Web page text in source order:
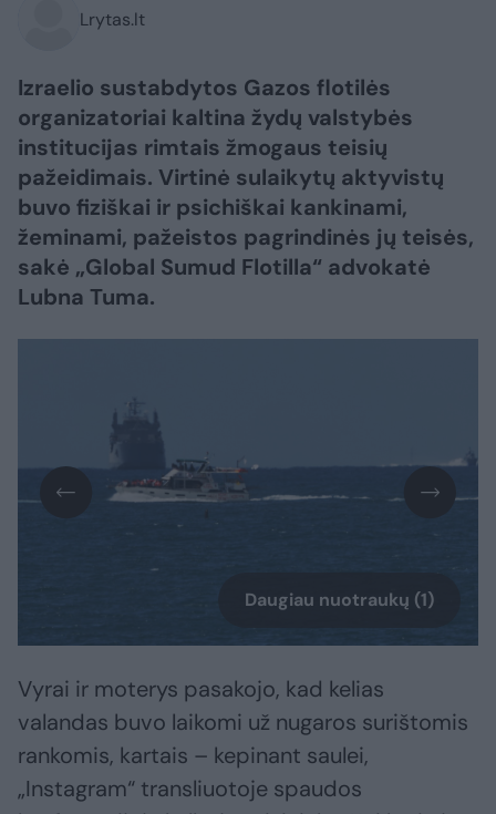
Lrytas.lt
Izraelio sustabdytos Gazos flotilės
organizatoriai kaltina žydų valstybės
institucijas rimtais žmogaus teisių
pažeidimais. Virtinė sulaikytų aktyvistų
buvo fiziškai ir psichiškai kankinami,
žeminami, pažeistos pagrindinės jų teisės,
sakė „Global Sumud Flotilla“ advokatė
Lubna Tuma.
Daugiau nuotraukų (1)
Vyrai ir moterys pasakojo, kad kelias
valandas buvo laikomi už nugaros surištomis
rankomis, kartais – kepinant saulei,
„Instagram“ transliuotoje spaudos